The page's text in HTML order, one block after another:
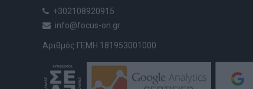
+302108920915
info@focus-on.gr
Αριθμός ΓΕΜΗ 181953001000